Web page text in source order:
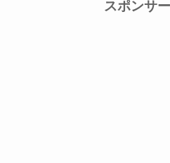
スポンサ